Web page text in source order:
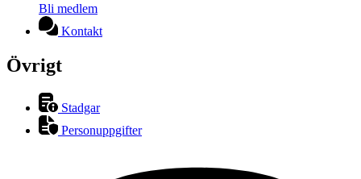
Bli medlem
Kontakt
Övrigt
Stadgar
Personuppgifter